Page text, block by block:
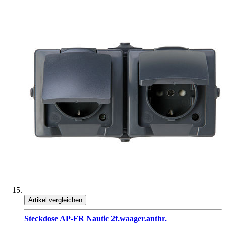
Artikel vergleichen
Steckdose AP-FR Nautic 2f.waager.anthr.